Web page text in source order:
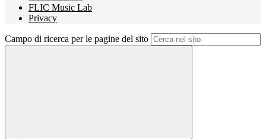
FLIC Music Lab
Privacy
Campo di ricerca per le pagine del sito